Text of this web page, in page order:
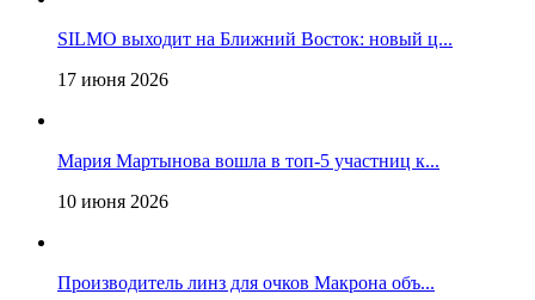
SILMO выходит на Ближний Восток: новый ц...
17 июня 2026
Мария Мартынова вошла в топ-5 участниц к...
10 июня 2026
Производитель линз для очков Макрона объ...